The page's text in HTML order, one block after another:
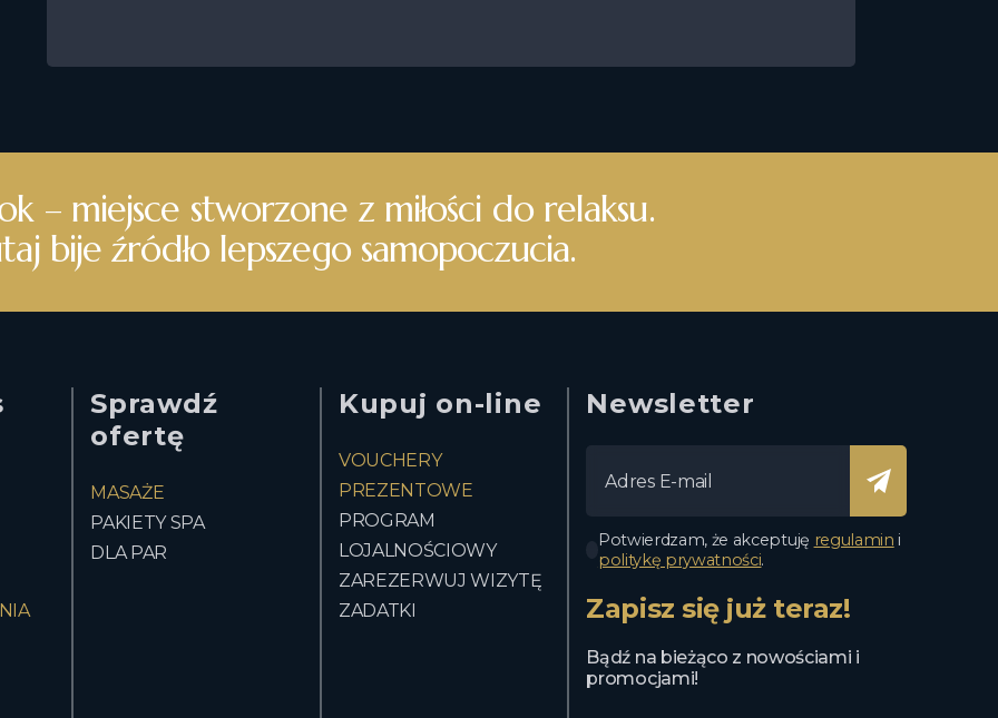
Wizyta w Bangkoku to doskonały lek na codzienne stresy i zgiełk życia
gdzie czeka na Ciebie niezapomniane doświadczenie relaksu i
odprężenia, na które zasługujesz.
– miejsce stworzone z miłości do relaksu.
bije źródło lepszego samopoczucia.
Sprawdź
ofertę
MASAŻE
PAKIETY SPA
DLA PAR
Kupuj on-line
VOUCHERY
PREZENTOWE
PROGRAM
LOJALNOŚCIOWY
ZAREZERWUJ WIZYTĘ
ZADATKI
Newsletter
Potwierdzam, że akceptuję regulamin i
politykę prywatności.
Zapisz się już teraz!
Bądź na bieżąco z nowościami i
promocjami!